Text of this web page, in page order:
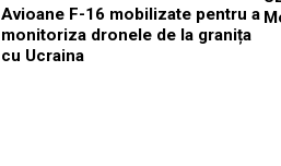
Avioane F-16 mobilizate pentru a
monitoriza dronele de la granița
cu Ucraina